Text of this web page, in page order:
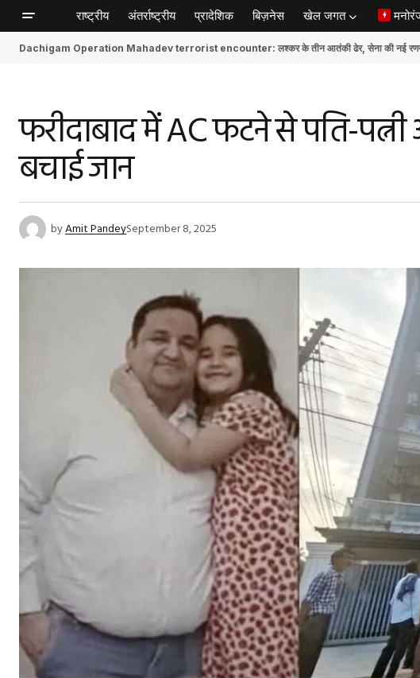
राष्ट्रीय अंतर्राष्ट्रीय प्रादेशिक बिज़नेस खेल जगत
Dachigam Operation Mahadev terrorist encounter: लश्कर के तीन आतंकी ढेर, सेना की नई
फरीदाबाद में AC फटने से पति-
बचाई जान
byAmit PandeySeptember 8, 2025